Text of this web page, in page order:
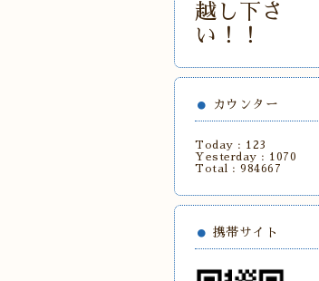
越し下さ
い！！
カウンター
Today : 123
Yesterday : 1070
Total : 984667
携帯サイト